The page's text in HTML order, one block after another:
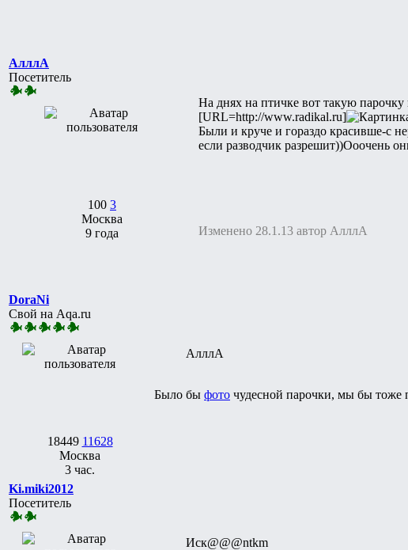
АлллА
Посетитель
100 3
Москва
9 года
На днях на птичке вот такую
[URL=http://www.radikal.ru]
Были и круче и гораздо красивше-с
если разводчик разрешит))Ооочень
Изменено 28.1.13 автор АлллА
DoraNi
Свой на Aqa.ru
18449 11628
Москва
3 час.
АлллА
Было бы фото чудесной парочки, мы бы тоже
Ki.miki2012
Посетитель
Иск@@@ntkm